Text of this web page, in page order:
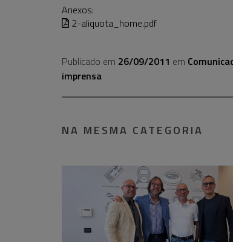
Anexos:
2-aliquota_home.pdf
Publicado em 26/09/2011 em
imprensa
NA MESMA CATEGORIA